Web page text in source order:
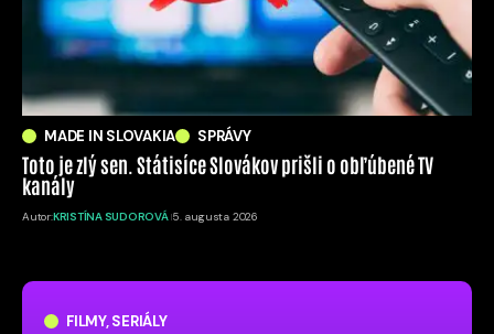
FILMY, SERIÁLY
MADE IN SLOVAKIA SPRÁVY
Toto je zlý sen. Státisíce Slovákov prišli o obľúbené TV
kanály
Autor:KRISTÍNA SUDOROVÁ 5. augusta 2026